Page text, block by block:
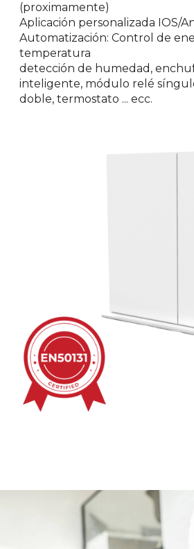
(proximamente)
Aplicación personalizada IOS/
Automatización: Control de
temperatura
detección de humedad,
inteligente, módulo relé
doble, termostato ... ecc.